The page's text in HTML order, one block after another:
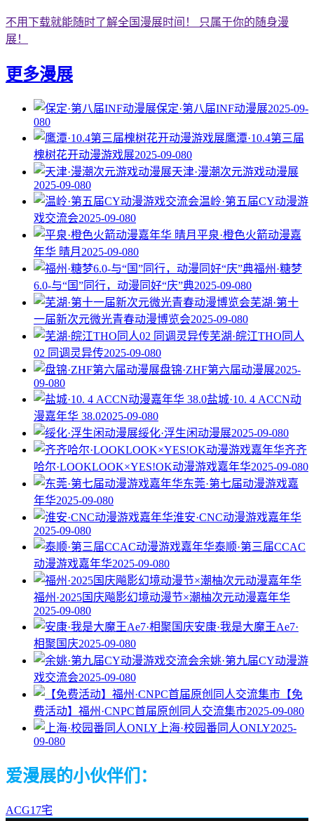
不用下载就能随时了解全国漫展时间！ 只属于你的随身漫
展！
更多漫展
保定·第八届INF动漫展2025-09-
080
鹰潭·10.4第三届
槐树花开动漫游戏展2025-09-080
天津·漫潮次元游戏动漫展
2025-09-080
温岭·第五届CY动漫游
戏交流会2025-09-080
平泉·橙色火箭动漫嘉
年华 晴月 2025-09-080
福州·糖梦
6.0-与“国”同行，动漫同好“庆”典2025-09-080
芜湖·第十
一届新次元微光青春动漫博览会2025-09-080
芜湖·皖江THO同人
02 同调灵异传2025-09-080
盘锦·ZHF第六届动漫展2025-
09-080
盐城·10. 4 ACCN动
漫嘉年华 38.02025-09-080
绥化·浮生闲动漫展2025-09-080
齐齐
哈尔·LOOKLOOK×YES!OK动漫游戏嘉年华2025-09-080
东莞·第七届动漫游戏嘉
年华2025-09-080
淮安·CNC动漫游戏嘉年华
2025-09-080
泰顺·第三届CCAC
动漫游戏嘉年华2025-09-080
福州·2025国庆飚影幻境动漫节×潮柚次元动漫嘉年华
2025-09-080
安康·我是大魔王Ae7·
相聚国庆2025-09-080
余姚·第九届CY动漫游
戏交流会2025-09-080
【免
费活动】福州·CNPC首届原创同人交流集市2025-09-080
上海·校园番同人ONLY2025-
09-080
爱漫展的小伙伴们：
ACG17宅